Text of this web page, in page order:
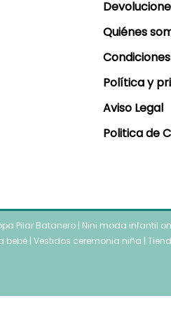
Quiénes
Política y
Aviso Legal
Politica de
Pilar Batanero | Nini moda infantil
bebé | Vestidos ceremonia niña |